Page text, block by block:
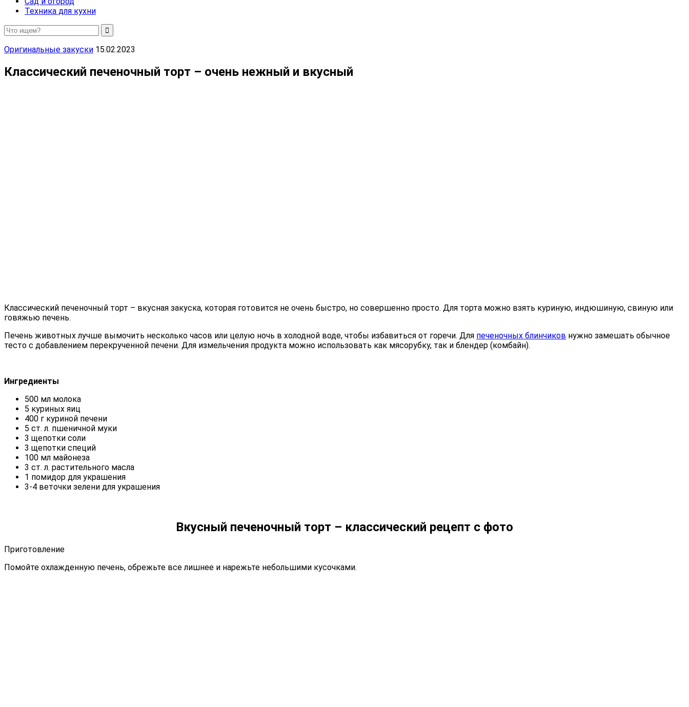
Техника для кухни
Оригинальные закуски 15.02.2023
Классический печеночный торт – очень нежный и вкусный
Классический печеночный торт – вкусная закуска, которая готовится не очень быстро, но совершенно просто. Для торта можно взять куриную, индюшиную, свиную или
говяжью печень.
Печень животных лучше вымочить несколько часов или целую ночь в холодной воде, чтобы избавиться от горечи. Для печеночных блинчиков нужно замешать обычное
тесто с добавлением перекрученной печени. Для измельчения продукта можно использовать как мясорубку, так и блендер (комбайн).
Ингредиенты
500 мл молока
5 куриных яиц
400 г куриной печени
5 ст. л. пшеничной муки
3 щепотки соли
3 щепотки специй
100 мл майонеза
3 ст. л. растительного масла
1 помидор для украшения
3-4 веточки зелени для украшения
Вкусный печеночный торт – классический рецепт с фото
Приготовление
Помойте охлажденную печень, обрежьте все лишнее и нарежьте небольшими кусочками.